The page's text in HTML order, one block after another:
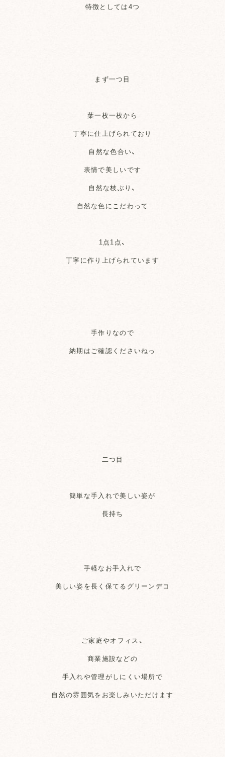
特徴としては4つ
まず一つ目
葉一枚一枚から
丁寧に仕上げられており
自然な色合い、
表情で美しいです
自然な枝ぶり、
自然な色にこだわって
1点1点、
丁寧に作り上げられています
手作りなので
納期はご確認くださいねっ
二つ目
簡単な手入れで美しい姿が
長持ち
手軽なお手入れで
美しい姿を長く保てるグリーンデコ
ご家庭やオフィス、
商業施設などの
手入れや管理がしにくい場所で
自然の雰囲気をお楽しみいただけます